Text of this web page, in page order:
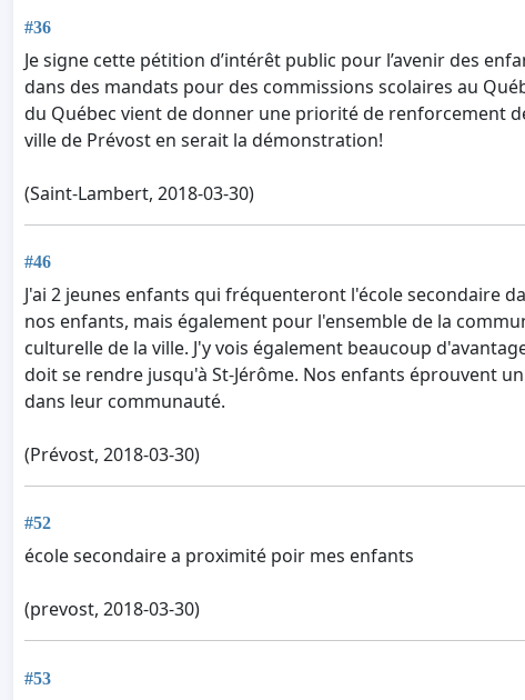
#36
Je signe cette pétition d’intérêt public pour l’avenir des
dans des mandats pour des commissions scolaires au
du Québec vient de donner une priorité de renforcement
ville de Prévost en serait la démonstration!
(Saint-Lambert, 2018-03-30)
#46
J'ai 2 jeunes enfants qui fréquenteront l'école secondaire
nos enfants, mais également pour l'ensemble de la
culturelle de la ville. J'y vois également beaucoup
doit se rendre jusqu'à St-Jérôme. Nos enfants éprouvent
dans leur communauté.
(Prévost, 2018-03-30)
#52
école secondaire a proximité poir mes enfants
(prevost, 2018-03-30)
#53